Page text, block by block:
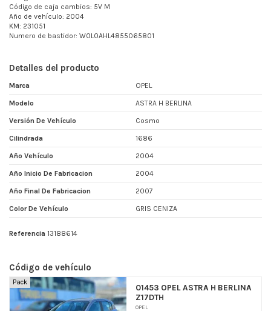
Código de caja cambios: 5V M
Año de vehículo: 2004
KM: 231051
Numero de bastidor: W0L0AHL4855065801
Detalles del producto
Marca OPEL
Modelo ASTRA H BERLINA
Versión De Vehículo Cosmo
Cilindrada 1686
Año Vehículo 2004
Año Inicio De Fabricacion 2004
Año Final De Fabricacion 2007
Color De Vehículo GRIS CENIZA
Referencia 13188614
Código de vehículo
Pack
01453 OPEL ASTRA H BERLINA
Z17DTH
OPEL